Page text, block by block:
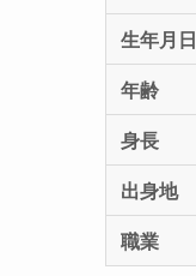
生年月日
年齢
身長
出身地
職業